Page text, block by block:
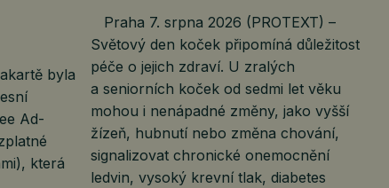
byla
Ad-
která
Praha 7. srpna 2026 (PROTEXT) –
Světový den koček připomíná důležitost
péče o jejich zdraví. U zralých
a seniorních koček od sedmi let věku
mohou i nenápadné změny, jako vyšší
žízeň, hubnutí nebo změna chování,
signalizovat chronické onemocnění
ledvin, vysoký krevní tlak, diabetes